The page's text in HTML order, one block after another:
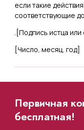
если такие
соответствующие
.[Подпись истца или
[Число, месяц, год]
Первичная
бесплатная!